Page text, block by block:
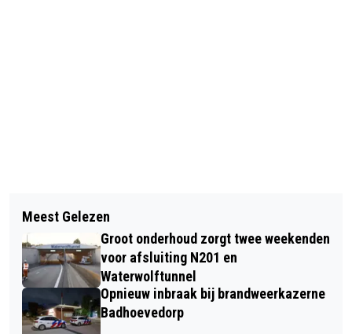
SPAARNE GASTHUIS BIEDT MEDISCHE
HULPMIDDELEN DAG EN NACHT AAN
VIA AUTOMAAT
RECORDOPBRENGST
11STRANDENTOCHT: RUIM HALF
MILJOEN EURO VOOR DE
HARTSTICHTING
Meest Gelezen
Groot onderhoud zorgt twee weekenden
voor afsluiting N201 en
Waterwolftunnel
Opnieuw inbraak bij brandweerkazerne
Badhoevedorp